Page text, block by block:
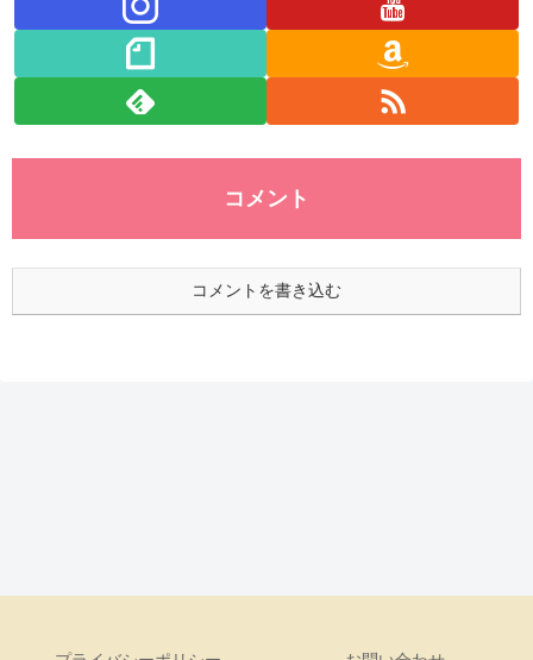
コメント
コメントを書き込む